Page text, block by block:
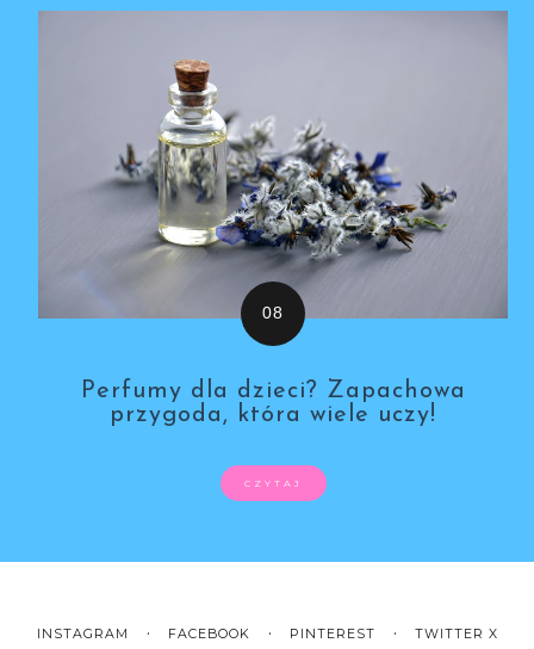
Perfumy dla dzieci? Zapachowa
przygoda, która wiele uczy!
CZYTAJ
INSTAGRAM FACEBOOK PINTEREST TWITTER X